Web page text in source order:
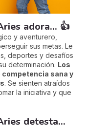
adora... 👍
y aventurero,
sus metas. Le
deportes y desafíos
determinación. Los
sana y
. Se sienten atraídos
la iniciativa y que
detesta...